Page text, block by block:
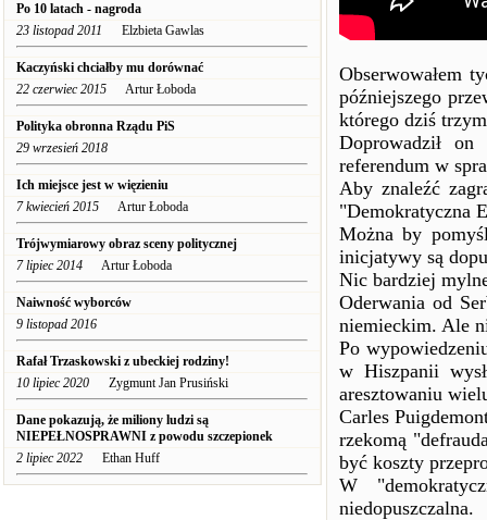
Po 10 latach - nagroda
23 listopad 2011 Elzbieta Gawlas
Kaczyński chciałby mu dorównać
22 czerwiec 2015 Artur Łoboda
Polityka obronna Rządu PiS
29 wrzesień 2018
Ich miejsce jest w więzieniu
7 kwiecień 2015 Artur Łoboda
Trójwymiarowy obraz sceny politycznej
7 lipiec 2014 Artur Łoboda
Naiwność wyborców
9 listopad 2016
Rafał Trzaskowski z ubeckiej rodziny!
10 lipiec 2020 Zygmunt Jan Prusiński
Dane pokazują, że miliony ludzi są
NIEPEŁNOSPRAWNI z powodu szczepionek
2 lipiec 2022 Ethan Huff
Obserwowałem
późniejszego
którego dziś
Doprowadził
referendum w
Aby znaleźć
"Demokratyczna
Można by
inicjatywy są
Nic bardziej
Oderwania od
niemieckim. Ale
Po
w Hiszpanii
aresztowaniu
Carles
rzekomą
być koszty
W
niedopuszczalna.